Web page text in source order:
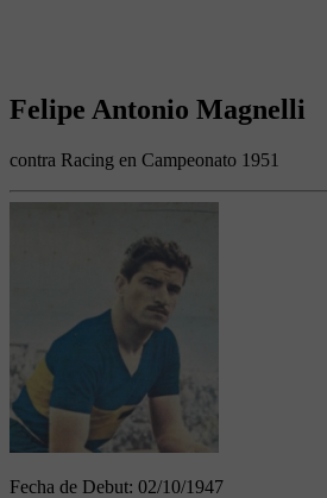
Felipe Antonio Magnelli
contra Racing en Campeonato 1951
Fecha de Debut: 02/10/1947